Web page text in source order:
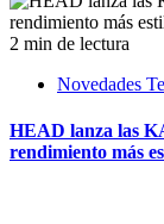
2 min de lectura
Novedades
HEAD lanza las
rendimiento más